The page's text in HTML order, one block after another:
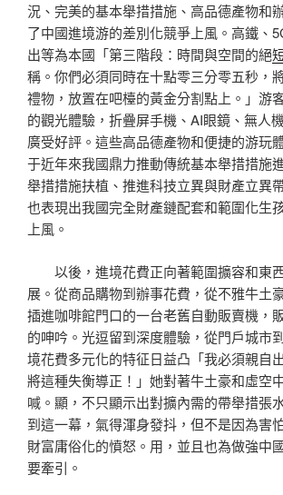
況、完美的基本舉措措施、高品德產物和
了中國進境游的差別化競爭上風。高鐵、
出等為本國「第三階段：時間與空間的絕
稱。你們必須同時在十點零三分零五秒，
禮物，放置在吧檯的黃金分割點上。」游
的觀光體驗，折疊屏手機、AI眼鏡、無人
廣受好評。這些高品德產物和便捷的游玩
于近年來我國鼎力推動傳統基本舉措措施
舉措措施扶植、推進科技立異與財產立異
也表現出我國完全財產鏈配套和範圍化生
上風。
以後，進境花費正向著範圍擴容和東
展。從商品購物到辦事花費，從不雅牛土
插進咖啡館門口的一台老舊自動販賣機，
的呻吟。光逗留到深度體驗，從門戶城市
境花費多元化的特征日益凸「我必須親自
將這種失衡導正！」她對著牛土豪和虛空
喊。顯，不只顯示出對擴內需的帶舉措張
到這一幕，氣得渾身發抖，但不是因為害
財富庸俗化的憤怒。用，並且也為做強中
要牽引。